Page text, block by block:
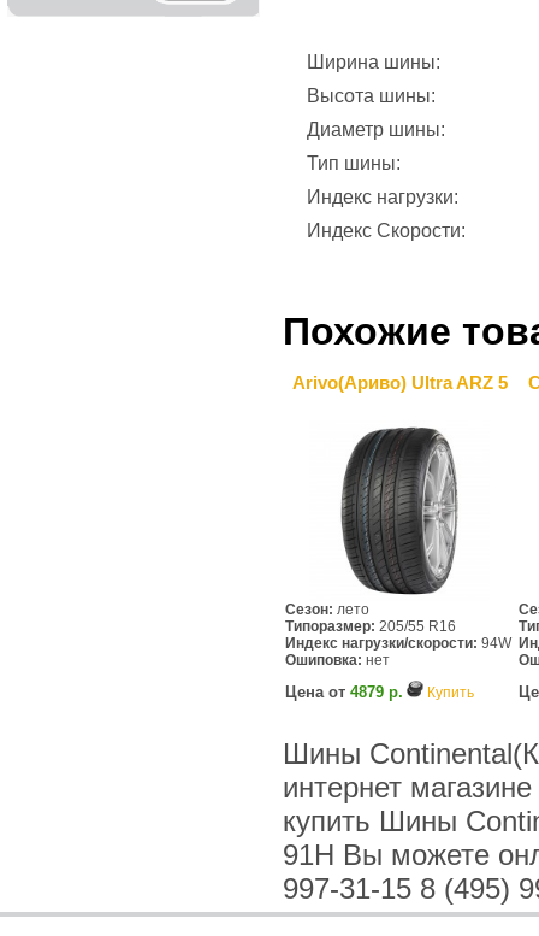
Ширина шины:
Высота шины:
Диаметр шины:
Тип шины:
Индекс нагрузки:
Индекс Скорости:
Похожие
Arivo(Ариво) Ultra ARZ 5
Сезон: лето
Типоразмер: 205/55 R16
Индекс нагрузки/скорости: 94W
Ошиповка: нет
Цена от 4879 р. Купить
Шины
интернет
купить Шины
91H Вы можете
997-31-15 8 (495)